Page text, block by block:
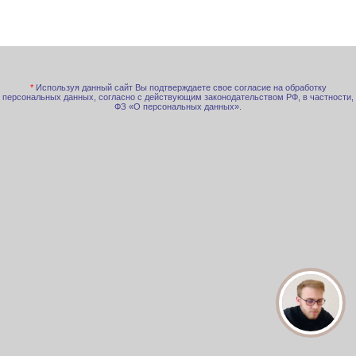
* Используя данный сайт Вы подтверждаете свое согласие на обработку
персональных данных, согласно с действующим законодательством РФ, в частности,
ФЗ «О персональных данных».